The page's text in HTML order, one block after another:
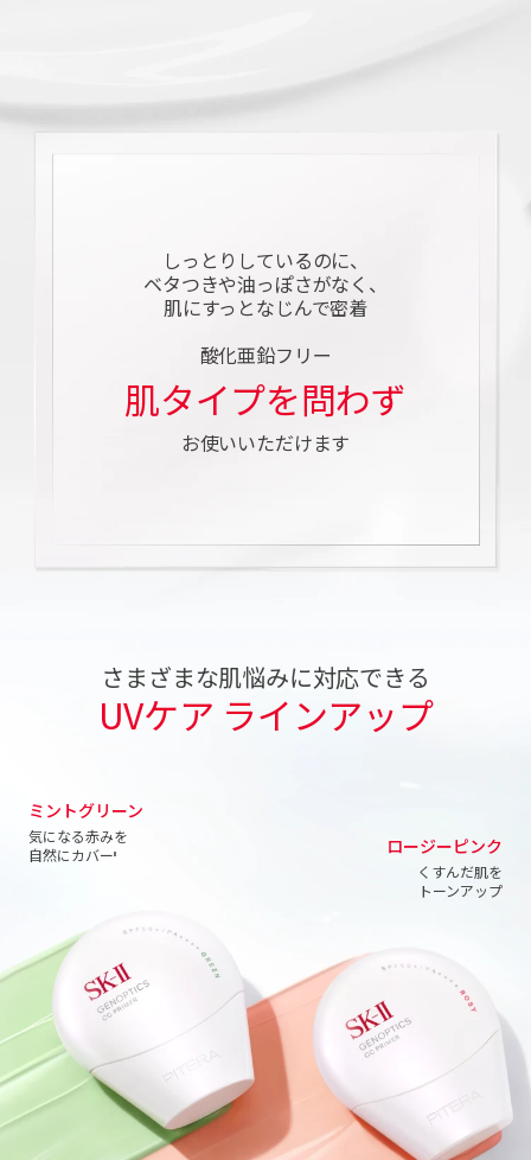
しっとりしているのに、
ベタつきや油っぽさがなく、
肌にすっとなじんで密着
酸化亜鉛フリー
肌タイプを問わず
お使いいただけます
さまざまな肌悩みに対応できる
UVケア ラインアップ
ミントグリーン
気になる赤みを
自然にカバーII ロージーピンク
くすんだ肌を
トーンアップ